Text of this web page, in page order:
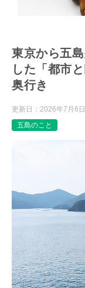
東京から五
した「都市
奥行き
更新日： 2026年7月6日
五島のこと